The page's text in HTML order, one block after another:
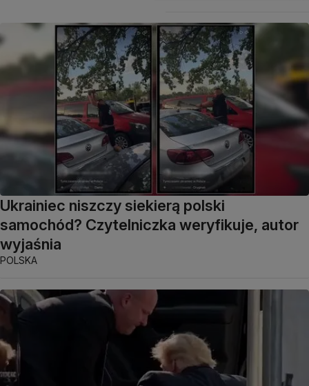
Ukrainiec niszczy siekierą polski
samochód? Czytelniczka weryfikuje, autor
wyjaśnia
POLSKA